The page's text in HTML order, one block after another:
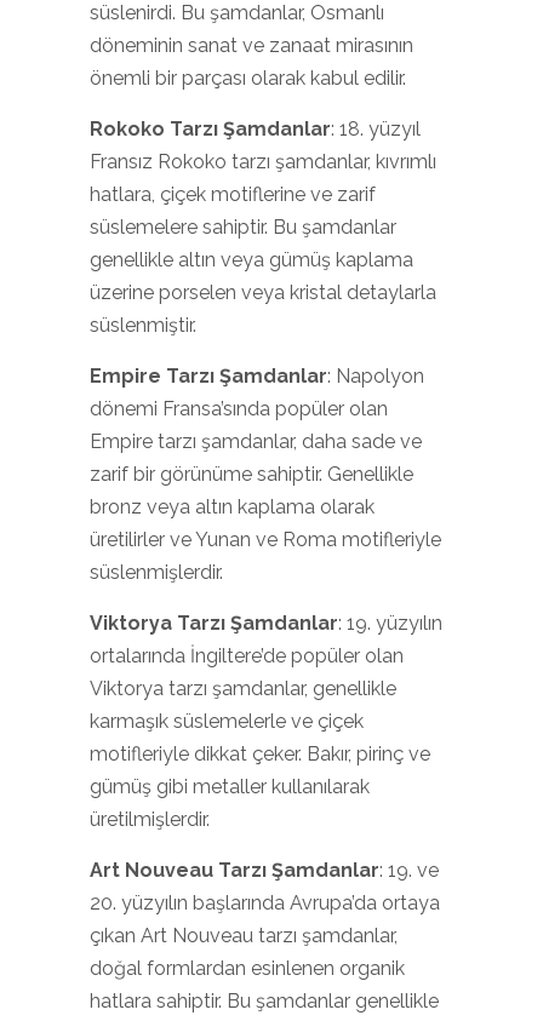
süslenirdi. Bu şamdanlar, Osmanlı
döneminin sanat ve zanaat mirasının
önemli bir parçası olarak kabul edilir.
Rokoko Tarzı Şamdanlar: 18. yüzyıl
Fransız Rokoko tarzı şamdanlar, kıvrımlı
hatlara, çiçek motiflerine ve zarif
süslemelere sahiptir. Bu şamdanlar
genellikle altın veya gümüş kaplama
üzerine porselen veya kristal detaylarla
süslenmiştir.
Empire Tarzı Şamdanlar: Napolyon
dönemi Fransa’sında popüler olan
Empire tarzı şamdanlar, daha sade ve
zarif bir görünüme sahiptir. Genellikle
bronz veya altın kaplama olarak
üretilirler ve Yunan ve Roma motifleriyle
süslenmişlerdir.
Viktorya Tarzı Şamdanlar: 19. yüzyılın
ortalarında İngiltere’de popüler olan
Viktorya tarzı şamdanlar, genellikle
karmaşık süslemelerle ve çiçek
motifleriyle dikkat çeker. Bakır, pirinç ve
gümüş gibi metaller kullanılarak
üretilmişlerdir.
Art Nouveau Tarzı Şamdanlar: 19. ve
20. yüzyılın başlarında Avrupa’da ortaya
çıkan Art Nouveau tarzı şamdanlar,
doğal formlardan esinlenen organik
hatlara sahiptir. Bu şamdanlar genellikle